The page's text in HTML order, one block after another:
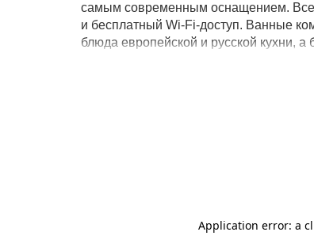
самым современным оснащением. Все
и бесплатный Wi-Fi-доступ. Ванные
блюда европейской и русской кухни,
"Василеостровская" разделяет 1 км,